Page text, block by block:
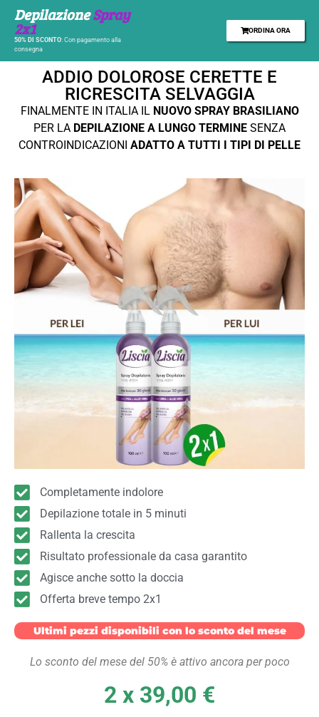
DepilazioneSpray
2x1
50% DI SCONTO: Con pagamento alla
consegna
ORDINA ORA
ADDIO DOLOROSE CERETTE E
RICRESCITA SELVAGGIA
FINALMENTE IN ITALIA IL NUOVO SPRAY BRASILIANO
PER LA DEPILAZIONE A LUNGO TERMINE SENZA
CONTROINDICAZIONI ADATTO A TUTTI I TIPI DI PELLE
Completamente indolore
Depilazione totale in 5 minuti
Rallenta la crescita
Risultato professionale da casa garantito
Agisce anche sotto la doccia
Offerta breve tempo 2x1
Ultimi pezzi disponibili con lo sconto del mese
Lo sconto del mese del 50% è attivo ancora per poco
2 x 39,00 €